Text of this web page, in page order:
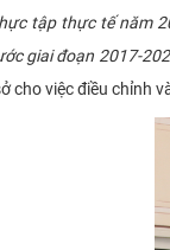
tập thực tế năm
giai đoạn 2017-
cho việc điều chỉnh